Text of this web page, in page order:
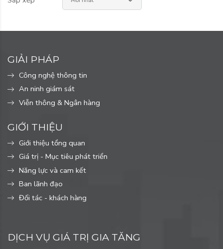
GIẢI PHÁP
Công nghệ thông tin
An ninh giám sát
Viễn thông & Ngân hàng
GIỚI THIỆU
Giới thiệu tổng quan
Giá trị - Mục tiêu phát triển
Năng lực và cam kết
Ban lãnh đạo
Đối tác - khách hàng
DỊCH VỤ GIÁ TRỊ GIA TĂNG